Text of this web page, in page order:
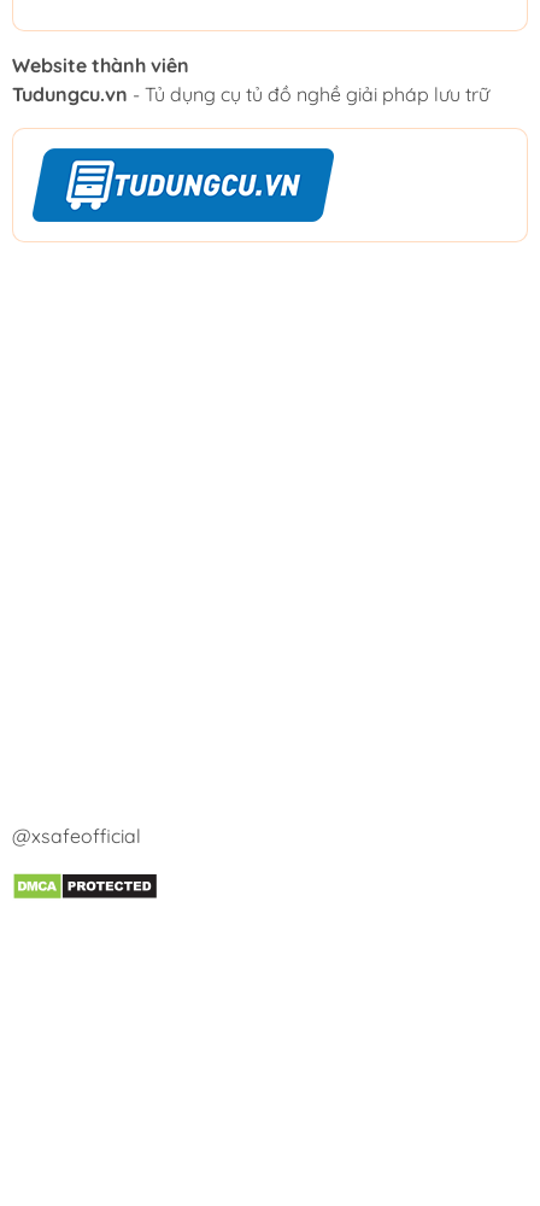
Website thành viên
Tudungcu.vn - Tủ dụng cụ tủ đồ nghề giải pháp lưu trữ
@xsafeofficial